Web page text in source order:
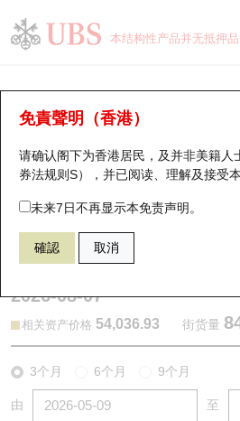
本结构性产品并无抵押品
免責聲明（香港）
请确认阁下为香港居民，及并非美籍人
券法规则S），并已阅读、理解及接受
未来7日不再显示本免责声明。
確認 取消
认股证分析仪
表现 街货统计 比较
11089 瑞银认沽 DJI 道
2026-08-07
相关资产价格 54,036.93 街货量
3个月 6个月 9个月
由 至
瑞银认股证一览
新发行瑞银认股证
即将到期认股证
认股证到期结算价查找
认股证分析仪
街货统计
比较
牛熊全景快搜
牛熊证搜寻
牛熊证街货分布图
正股牛熊证列表
新发行瑞银牛熊证
街货统计
比较
十大升幅/跌幅
十大认股证成交分布
十天股证占大市成交
资金流
街货统计
正股分析仪
二十大活跃股份
恒指成份股
国指成份股
科指成份股
持股比重
显示所有持股比重
每月轮证大市专题
轮证专栏
讲座及教育短片
认股证投资者教育
牛熊证投资者教育